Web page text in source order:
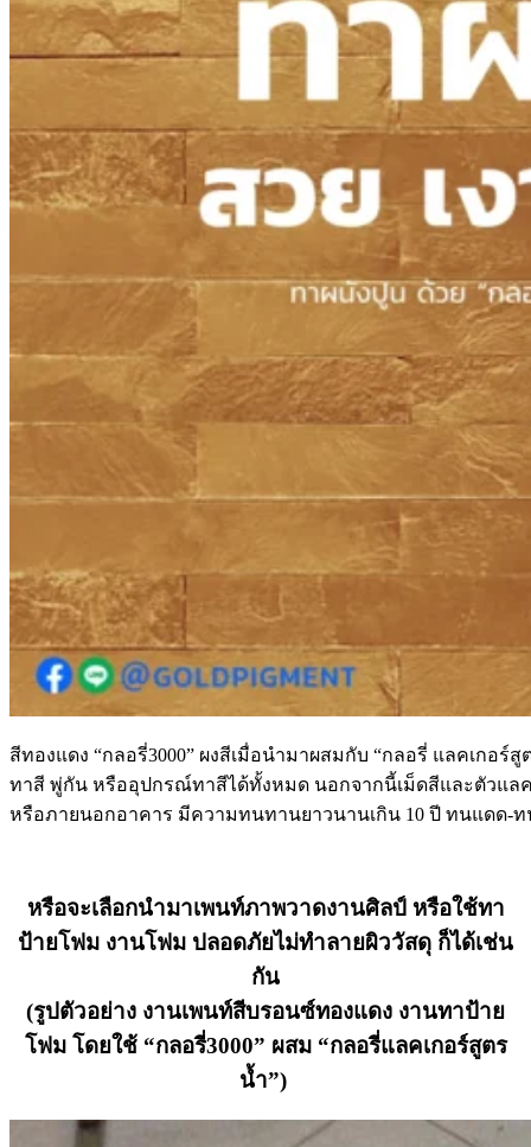
สีทองแดง “กลอรี่3000” ผงสีเมื่อนำมาผสมกับ “กลอรี่ แลคเกอ
ทาสี พู่กัน หรืออุปกรณ์ทาสีได้ทั้งหมด นอกจากนี้เม็ดสีและตัวแ
หรือภายนอกอาคาร มีความทนทานยาวนานเกิน 10 ปี ทนแดด-
หรือจะเลือกนำมาเพนท์ภาพวาดงานศิลป์ หรือใช้ทา
ป้ายโฟม งานโฟม ปลอดภัยไม่ทำลายผิววัสดุ ก็ได้เช่น
กัน
(รูปตัวอย่าง งานเพนท์สีบรอนซ์ทองแดง งานทาป้าย
โฟม โดยใช้ “กลอรี่3000” ผสม “กลอรี่แลคเกอร์สูตร
น้ำ”)